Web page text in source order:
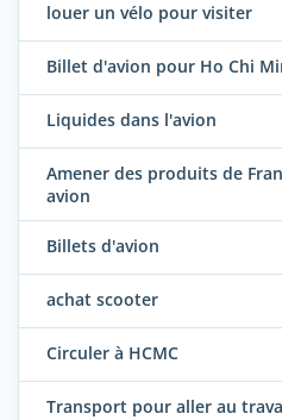
louer un vélo pour visiter
Billet d'avion pour Ho Chi
Liquides dans l'avion
Amener des produits de
avion
Billets d'avion
achat scooter
Circuler à HCMC
Transport pour aller au